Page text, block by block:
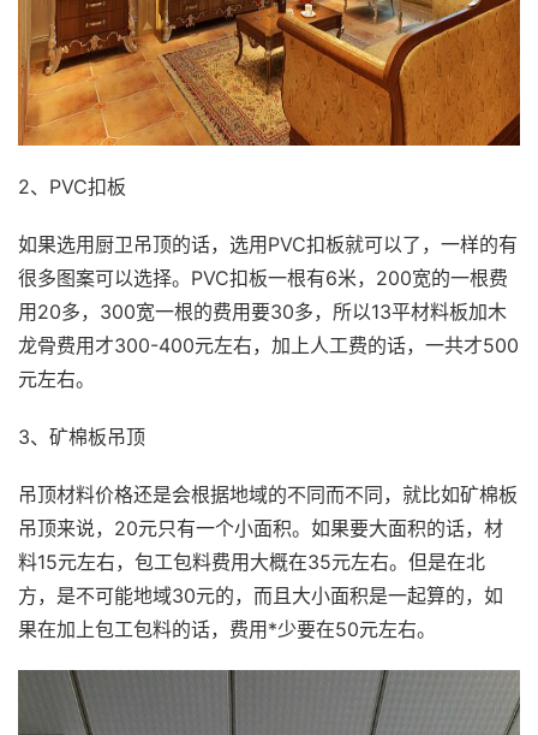
2、PVC扣板
如果选用厨卫吊顶的话，选用PVC扣板就可以了，一样的有
很多图案可以选择。PVC扣板一根有6米，200宽的一根费
用20多，300宽一根的费用要30多，所以13平材料板加木
龙骨费用才300-400元左右，加上人工费的话，一共才500
元左右。
3、矿棉板吊顶
吊顶材料价格还是会根据地域的不同而不同，就比如矿棉板
吊顶来说，20元只有一个小面积。如果要大面积的话，材
料15元左右，包工包料费用大概在35元左右。但是在北
方，是不可能地域30元的，而且大小面积是一起算的，如
果在加上包工包料的话，费用*少要在50元左右。